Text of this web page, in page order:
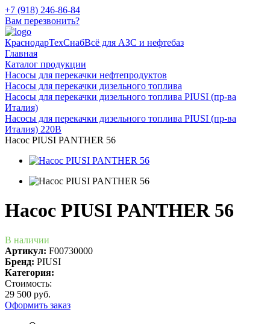
+7 (918) 246-86-84
Вам перезвонить?
КраснодарТехСнабВсё для АЗС и нефтебаз
Главная
Каталог продукции
Насосы для перекачки нефтепродуктов
Насосы для перекачки дизельного топлива
Насосы для перекачки дизельного топлива PIUSI (пр-ва
Италия)
Насосы для перекачки дизельного топлива PIUSI (пр-ва
Италия) 220В
Насос PIUSI PANTHER 56
Насос PIUSI PANTHER 56
В наличии
Артикул: F00730000
Бренд: PIUSI
Категория:
Стоимость:
29 500 руб.
Оформить заказ